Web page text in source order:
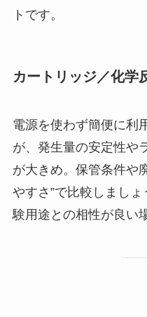
トです。
カートリッジ／化学
電源を使わず簡便に利
が、発生量の安定性や
が大きめ。保管条件や
やすさ”で比較しまし
験用途との相性が良い